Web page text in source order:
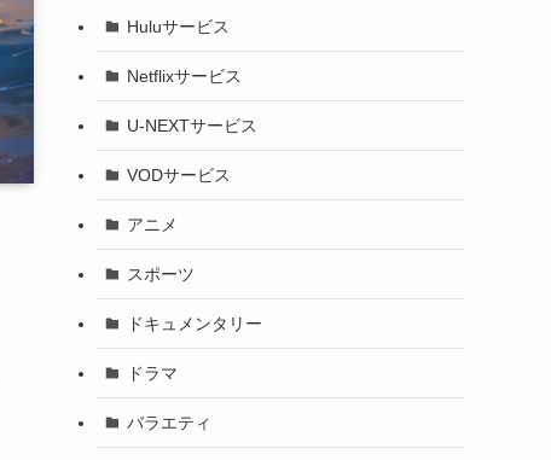
Huluサービス
Netflixサービス
U-NEXTサービス
VODサービス
アニメ
スポーツ
ドキュメンタリー
ドラマ
バラエティ